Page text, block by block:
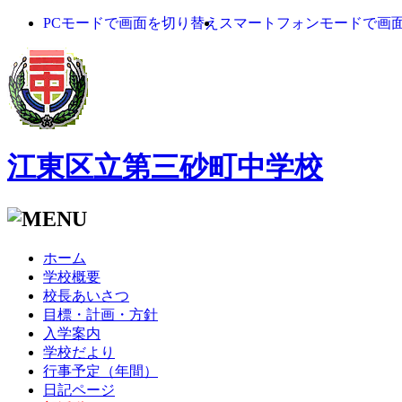
PCモードで画面を切り替え スマートフォンモードで画
江東区立第三砂町中学校
ホーム
学校概要
校長あいさつ
目標・計画・方針
入学案内
学校だより
行事予定（年間）
日記ページ